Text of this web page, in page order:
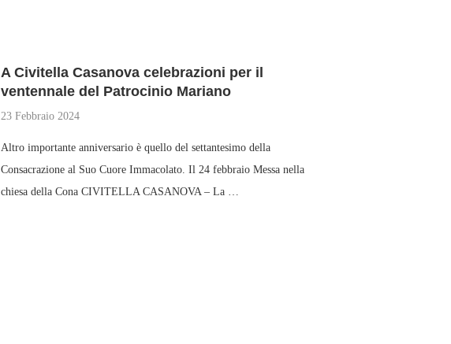
A Civitella Casanova celebrazioni per il
ventennale del Patrocinio Mariano
23 Febbraio 2024
Altro importante anniversario è quello del settantesimo della
Consacrazione al Suo Cuore Immacolato. Il 24 febbraio Messa nella
chiesa della Cona CIVITELLA CASANOVA – La …